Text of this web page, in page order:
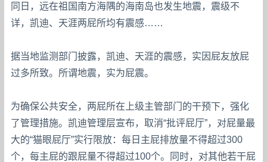
同日，远在祖国南方海隅的海南岛也发生地震，震级不
详，凯迪、天涯两屁所均有震感……
据当地监测部门披露，凯迪、天涯的震感，实因屁友放屁
过多所致。所谓地震，实为屁震。
为确保公共安全，两屁所在上级主管部门的干预下，强化
了管理措施。凯迪管理层宣布，取消“批评屁厅”，对屁量最
大的“猫眼屁厅”实行限放：每日主屁排放量不得超过300
个，每主屁的跟屁量不得超过100个。同时，对其他若干屁